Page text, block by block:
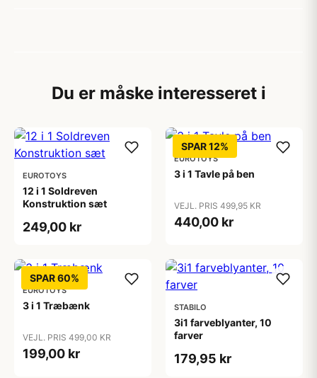
Du er måske interesseret i
EUROTOYS
12 i 1 Soldreven
Konstruktion sæt
249,00 kr
SPAR 12%
EUROTOYS
3 i 1 Tavle på ben
VEJL. PRIS 499,95 KR
440,00 kr
SPAR 60%
EUROTOYS
3 i 1 Træbænk
VEJL. PRIS 499,00 KR
199,00 kr
STABILO
3i1 farveblyanter, 10
farver
179,95 kr